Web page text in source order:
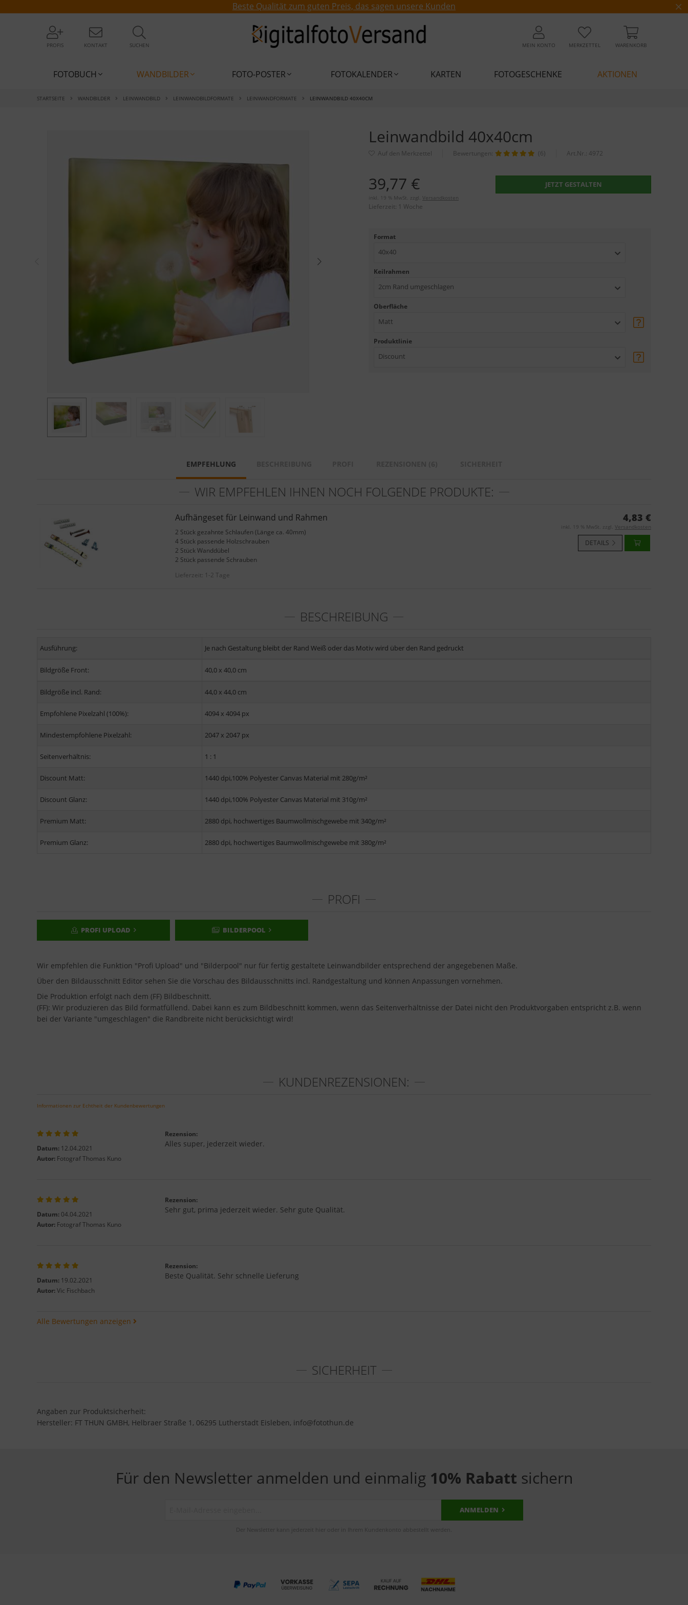
Beste Qualität zum guten Preis, das sagen unsere Kunden
PROFIS KONTAKT SUCHEN MEIN KONTO MERKZETTEL WARENKORB
FOTOBUCH WANDBILDER FOTO-POSTER FOTOKALENDER KARTEN FOTOGESCHENKE AKTIONEN
STARTSEITE WANDBILDER LEINWANDBILD LEINWANDBILDFORMATE LEINWANDFORMATE LEINWANDBILD 40X40CM
Leinwandbild 40x40cm
Bewertungen: (6) Art.Nr.: 4972
39,77 €
inkl. 19 % MwSt. zzgl. Versandkosten
Lieferzeit: 1 Woche
JETZT GESTALTEN
Format
40x40
Keilrahmen
2cm Rand umgeschlagen
Oberfläche
Matt
Produktlinie
Discount
EMPFEHLUNG
WIR EMPFEHLEN IHNEN NOCH FOLGENDE PRODUKTE:
Aufhängeset für Leinwand und Rahmen
2 Stück gezahnte Schlaufen (Länge ca. 40mm)
4 Stück passende Holzschrauben
2 Stück Wanddübel
2 Stück passende Schrauben
Lieferzeit: 1-2 Tage
4,83 €
inkl. 19 % MwSt. zzgl. Versandkosten
DETAILS
BESCHREIBUNG
Ausführung: Je nach Gestaltung bleibt der Rand Weiß oder das Motiv wird über den Rand gedruckt
Bildgröße Front: 40,0 x 40,0 cm
Bildgröße incl. Rand: 44,0 x 44,0 cm
Empfohlene Pixelzahl (100%): 4094 x 4094 px
Mindestempfohlene Pixelzahl: 2047 x 2047 px
Seitenverhältnis: 1 : 1
Discount Matt: 1440 dpi,100% Polyester Canvas Material mit 280g/m²
Discount Glanz: 1440 dpi,100% Polyester Canvas Material mit 310g/m²
Premium Matt: 2880 dpi, hochwertiges Baumwollmischgewebe mit 340g/m²
Premium Glanz: 2880 dpi, hochwertiges Baumwollmischgewebe mit 380g/m²
PROFI
PROFI UPLOAD BILDERPOOL
Wir empfehlen die Funktion "Profi Upload" und "Bilderpool" nur für fertig gestaltete Leinwandbilder entsprechend der angegebenen Maße.
Über den Bildausschnitt Editor sehen Sie die Vorschau des Bildausschnitts incl. Randgestaltung und können Anpassungen vornehmen.
Die Produktion erfolgt nach dem (FF) Bildbeschnitt.
(FF): Wir produzieren das Bild formatfüllend. Dabei kann es zum Bildbeschnitt kommen, wenn das Seitenverhältnisse der Datei nicht den Produktvorgaben entspricht z.B. wenn
bei der Variante "umgeschlagen" die Randbreite nicht berücksichtigt wird!
KUNDENREZENSIONEN:
Informationen zur Echtheit der Kundenbewertungen
Datum: 12.04.2021
Autor: Fotograf Thomas Kuno
Rezension:
Alles super, jederzeit wieder.
Datum: 04.04.2021
Autor: Fotograf Thomas Kuno
Rezension:
Sehr gut, prima jederzeit wieder. Sehr gute Qualität.
Datum: 19.02.2021
Autor:Vic Fischbach
Rezension:
Beste Qualität. Sehr schnelle Lieferung
Alle Bewertungen anzeigen
SICHERHEIT
Angaben zur Produktsicherheit:
Hersteller: FT THUN GMBH, Helbraer Straße 1, 06295 Lutherstadt Eisleben, info@fotothun.de
Für den Newsletter anmelden und einmalig 10% Rabatt sichern
ANMELDEN
Der Newsletter kann jederzeit hier oder in Ihrem Kundenkonto abbestellt werden.